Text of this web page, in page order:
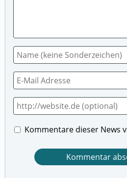
Kommentare dieser News